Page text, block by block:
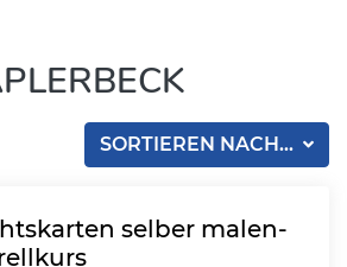
SORTIEREN NACH...
selber malen-